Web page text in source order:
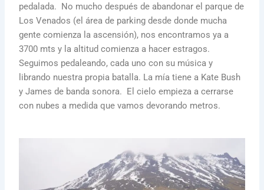
pedalada. No mucho después de abandonar el parque de
Los Venados (el área de parking desde donde mucha
gente comienza la ascensión), nos encontramos ya a
3700 mts y la altitud comienza a hacer estragos.
Seguimos pedaleando, cada uno con su música y
librando nuestra propia batalla. La mía tiene a Kate Bush
y James de banda sonora. El cielo empieza a cerrarse
con nubes a medida que vamos devorando metros.